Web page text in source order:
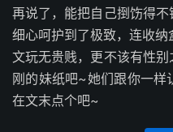
再说了，能把自己捯饬得
细心呵护到了极致，连收纳
文玩无贵贱，更不该有性
刚的妹纸吧~她们跟你一
在文末点个吧~